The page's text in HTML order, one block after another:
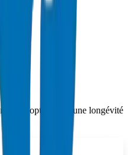
optimale et une longévité